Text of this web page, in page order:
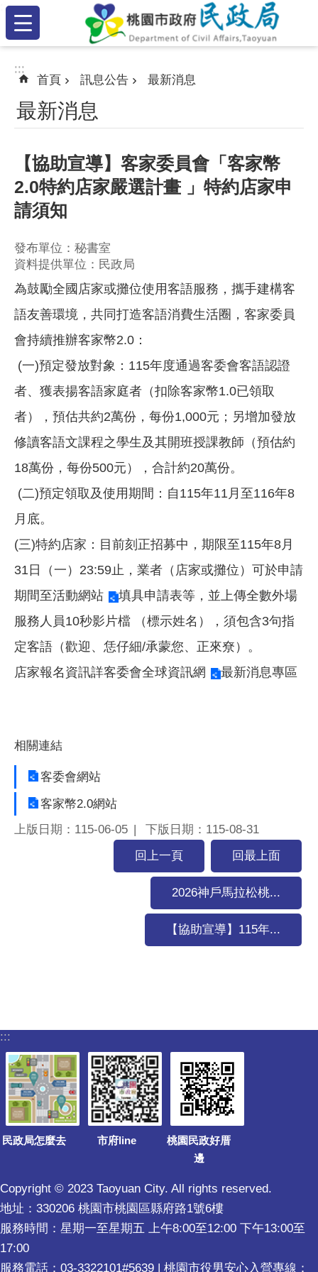
跳到主要內容區塊
:::
:::
:::
首頁 訊息公告 最新消息
最新消息
【協助宣導】客家委員會「客家幣
2.0特約店家嚴選計畫 」特約店家申
請須知
發布單位：秘書室
資料提供單位：民政局
為鼓勵全國店家或攤位使用客語服務，攜手建構客
語友善環境，共同打造客語消費生活圈，客家委員
會持續推辦客家幣2.0：
(一)預定發放對象：115年度通過客委會客語認證
者、獲表揚客語家庭者（扣除客家幣1.0已領取
者），預估共約2萬份，每份1,000元；另增加發放
修讀客語文課程之學生及其開班授課教師（預估約
18萬份，每份500元），合計約20萬份。
(二)預定領取及使用期間：自115年11月至116年8
月底。
(三)特約店家：目前刻正招募中，期限至115年8月
31日（一）23:59止，業者（店家或攤位）可於申請
期間至活動網站
填具申請表等，並上傳全數外場
服務人員10秒影片檔 （標示姓名），須包含3句指
定客語（歡迎、恁仔細/承蒙您、正來尞）。
店家報名資訊詳客委會全球資訊網 最新消息專區
相關連結
客委會網站
客家幣2.0網站
上版日期：115-06-05
下版日期：115-08-31
回上一頁
回最上面
2026神戶馬拉松桃...
【協助宣導】115年...
:::
民政局怎麼去 市府line
桃園民政好厝
邊
Copyright © 2023 Taoyuan City. All rights reserved.
地址：330206 桃園市桃園區縣府路1號6樓
服務時間：星期一至星期五 上午8:00至12:00 下午13:00至
17:00
服務電話：03-3322101#5639 | 桃園市役男安心入營專線：